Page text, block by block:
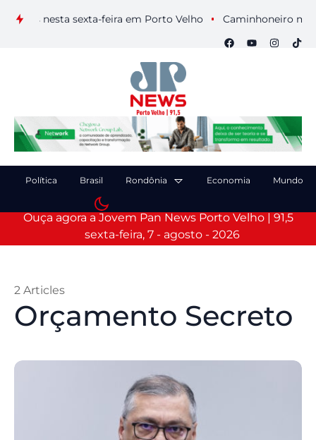
nesta sexta-feira em Porto Velho Caminhoneiro morre
Política Brasil Rondônia Economia Mundo
Ouça agora a Jovem Pan News Porto Velho | 91,5
sexta-feira, 7 - agosto - 2026
Orçamento Secreto
2 Articles